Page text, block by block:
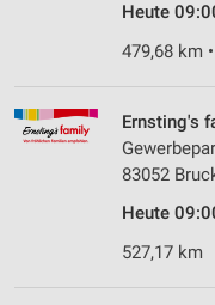
Heute
479,68 km
Ernsting's
83052
Heute
527,17 km